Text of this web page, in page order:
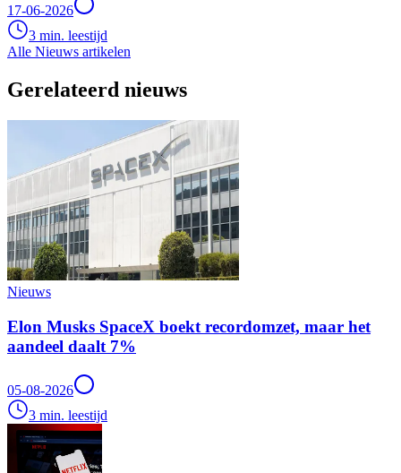
17-06-2026
3 min. leestijd
Alle Nieuws artikelen
Gerelateerd nieuws
Nieuws
Elon Musks SpaceX boekt recordomzet, maar het
aandeel daalt 7%
05-08-2026
3 min. leestijd